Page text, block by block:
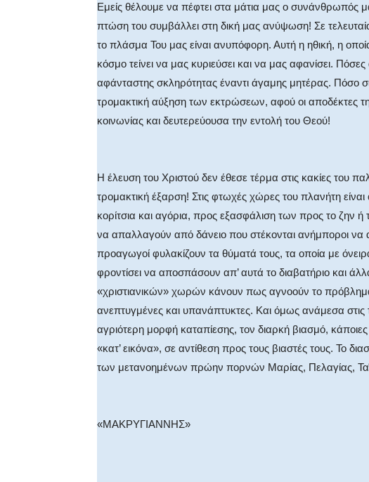
Εμείς θέλουμε να πέφτει στα μάτια μας ο συνάνθρωπός
πτώση του συμβάλλει στη δική μας ανύψωση! Σε
το πλάσμα Του μας είναι ανυπόφορη. Αυτή η ηθική, η
κόσμο τείνει να μας κυριεύσει και να μας αφανίσει.
αφάνταστης σκληρότητας έναντι άγαμης μητέρας. Πόσο
τρομακτική αύξηση των εκτρώσεων, αφού οι αποδέκτες
κοινωνίας και δευτερεύουσα την εντολή του Θεού!
Η έλευση του Χριστού δεν έθεσε τέρμα στις κακίες του
τρομακτική έξαρση! Στις φτωχές χώρες του πλανήτη είναι
κορίτσια και αγόρια, προς εξασφάλιση των προς το ζην
να απαλλαγούν από δάνειο που στέκονται ανήμποροι
προαγωγοί φυλακίζουν τα θύματά τους, τα οποία με
φροντίσει να αποσπάσουν απ’ αυτά το διαβατήριο και
«χριστιανικών» χωρών κάνουν πως αγνοούν το
ανεπτυγμένες και υπανάπτυκτες. Και όμως ανάμεσα στις
αγριότερη μορφή καταπίεσης, τον διαρκή βιασμό,
«κατ’ εικόνα», σε αντίθεση προς τους βιαστές τους. Το
των μετανοημένων πρώην πορνών Μαρίας, Πελαγίας,
«ΜΑΚΡΥΓΙΑΝΝΗΣ»